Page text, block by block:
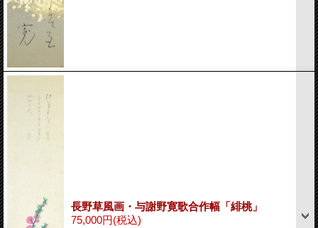
長野草風画・与謝野寛歌合作幅「緋桃」
75,000円(税込)